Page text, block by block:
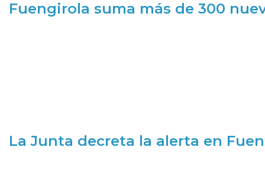
Fuengirola suma más de 300
La Junta decreta la alerta en